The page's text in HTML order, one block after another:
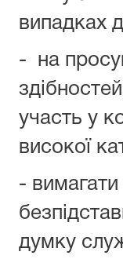
випадках
- на
участь у
високої
-
думку